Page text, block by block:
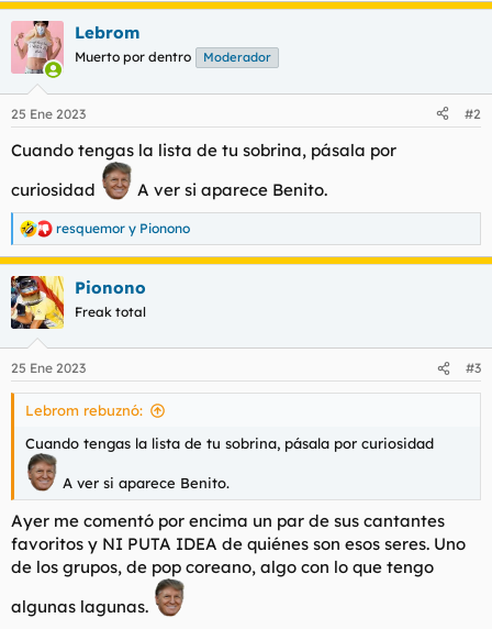
a
c
c
e
:
Lebrom
Muerto por dentro Moderador
25 Ene 2023 #2
Cuando tengas la lista de tu sobrina, pásala por
curiosidad
A ver si aparece Benito.
R
e
a
c
c
i
e
s
resquemor y Pionono
Pionono
Freak total
25 Ene 2023 #3
Lebrom rebuznó:
Cuando tengas la lista de tu sobrina, pásala por curiosidad
A ver si aparece Benito.
Ayer me comentó por encima un par de sus cantantes
favoritos y NI PUTA IDEA de quiénes son esos seres. Uno
de los grupos, de pop coreano, algo con lo que tengo
algunas lagunas.